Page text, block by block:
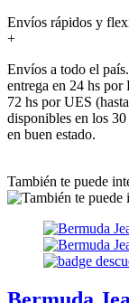
Envíos rápidos y
+
Envíos a todo el
entrega en 24 hs por
72 hs por UES
disponibles en los
en buen estado.
También te puede